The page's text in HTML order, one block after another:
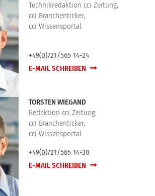
Technikredaktion cci Zeitung,
cci Branchenticker,
cci Wissensportal
+49(0)721/565 14-24
E-MAIL SCHREIBEN
TORSTEN WIEGAND
Redaktion cci Zeitung,
cci Branchenticker,
cci Wissensportal
+49(0)721/565 14-30
E-MAIL SCHREIBEN